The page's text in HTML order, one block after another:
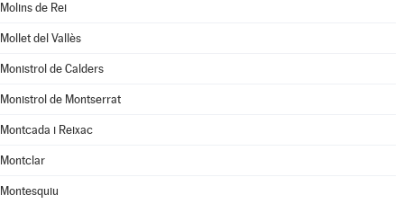
Molins de Rei
Mollet del Vallès
Monistrol de Calders
Monistrol de Montserrat
Montcada i Reixac
Montclar
Montesquiu